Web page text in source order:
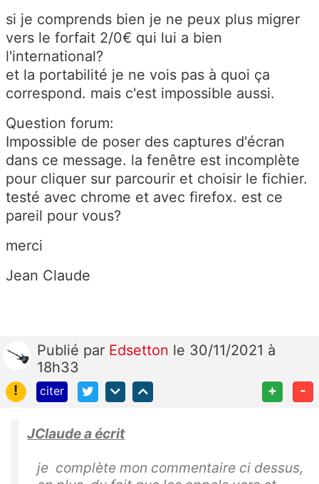
si je comprends bien je ne peux plus migrer
vers le forfait 2/0€ qui lui a bien
l'international?
et la portabilité je ne vois pas à quoi ça
correspond. mais c'est impossible aussi.
Question forum:
Impossible de poser des captures d'écran
dans ce message. la fenêtre est incomplète
pour cliquer sur parcourir et choisir le fichier.
testé avec chrome et avec firefox. est ce
pareil pour vous?
merci
Jean Claude
Publié par Edsetton le 30/11/2021 à
18h33
!
citer + -
JClaude a écrit
je complète mon commentaire ci dessus,